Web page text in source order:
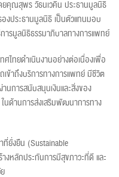
คุณสุพร วัธนเวคิน ประธานมูลนิธิ
งประธานมูลนิธิ เป็นตัวแทนมอบ
รมูลนิธิธรรมาภิบาลทางการแพทย์
ไทยดำเนินงานอย่างต่อเนื่องเพื่อ
ข้าถึงบริการทางการแพทย์ มีชีวิต
นการสนับสนุนเงินและสิ่งของ
ด้านการส่งเสริมพัฒนาการทาง
ยั่งยืน (Sustainable
งหลักประกันการมีสุขภาวะที่ดี และ